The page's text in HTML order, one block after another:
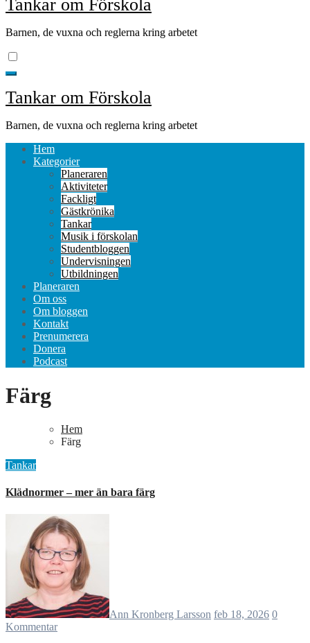
Tankar om Förskola
Barnen, de vuxna och reglerna kring arbetet
Tankar om Förskola
Barnen, de vuxna och reglerna kring arbetet
Hem
Kategorier
Planeraren
Aktiviteter
Fackligt
Gästkrönika
Tankar
Musik i förskolan
Studentbloggen
Undervisningen
Utbildningen
Planeraren
Om oss
Om bloggen
Kontakt
Prenumerera
Donera
Podcast
Färg
Hem
Färg
Tankar
Klädnormer – mer än bara färg
Ann Kronberg Larsson feb 18, 2026 0
Kommentar